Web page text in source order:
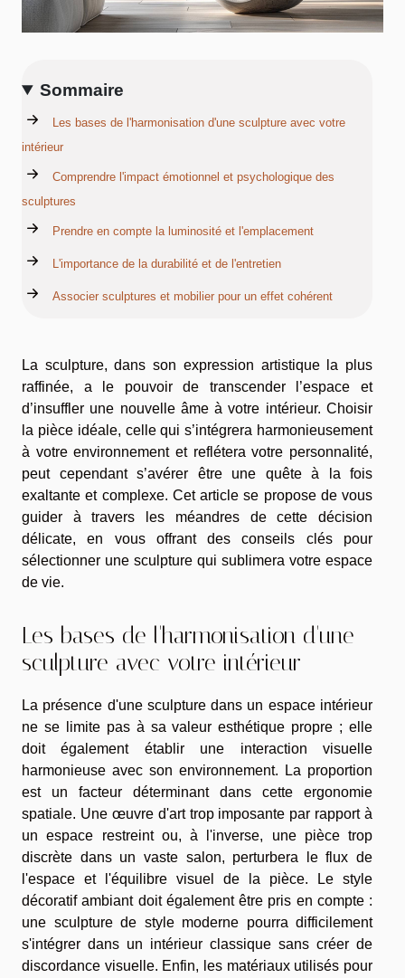
Sommaire
Les bases de l'harmonisation d'une sculpture avec votre
intérieur
Comprendre l'impact émotionnel et psychologique des
sculptures
Prendre en compte la luminosité et l'emplacement
L'importance de la durabilité et de l'entretien
Associer sculptures et mobilier pour un effet cohérent
La sculpture, dans son expression artistique la plus
raffinée, a le pouvoir de transcender l’espace et
d’insuffler une nouvelle âme à votre intérieur. Choisir
la pièce idéale, celle qui s’intégrera harmonieusement
à votre environnement et reflétera votre personnalité,
peut cependant s’avérer être une quête à la fois
exaltante et complexe. Cet article se propose de vous
guider à travers les méandres de cette décision
délicate, en vous offrant des conseils clés pour
sélectionner une sculpture qui sublimera votre espace
de vie.
Les bases de l'harmonisation d'une
sculpture avec votre intérieur
La présence d'une sculpture dans un espace intérieur
ne se limite pas à sa valeur esthétique propre ; elle
doit également établir une interaction visuelle
harmonieuse avec son environnement. La proportion
est un facteur déterminant dans cette ergonomie
spatiale. Une œuvre d'art trop imposante par rapport à
un espace restreint ou, à l'inverse, une pièce trop
discrète dans un vaste salon, perturbera le flux de
l'espace et l'équilibre visuel de la pièce. Le style
décoratif ambiant doit également être pris en compte :
une sculpture de style moderne pourra difficilement
s'intégrer dans un intérieur classique sans créer de
discordance visuelle. Enfin, les matériaux utilisés pour